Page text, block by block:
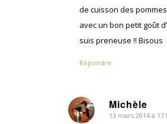
de cuisson des
avec un bon petit goût
suis preneuse !! Bisous
Répondre
Michèle
dit
13 mars 2014 à 17